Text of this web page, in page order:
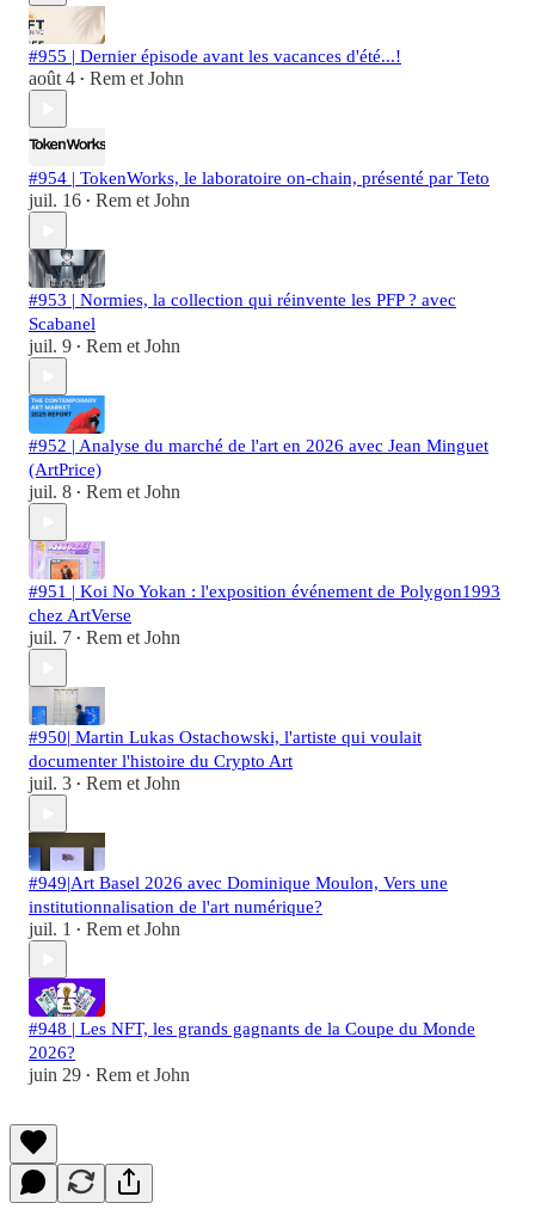
#955 | Dernier épisode avant les vacances d'été...!
août 4 • Rem et John
#954 | TokenWorks, le laboratoire on-chain, présenté par Teto
juil. 16 • Rem et John
#953 | Normies, la collection qui réinvente les PFP ? avec
Scabanel
juil. 9 • Rem et John
#952 | Analyse du marché de l'art en 2026 avec Jean Minguet
(ArtPrice)
juil. 8 • Rem et John
#951 | Koi No Yokan : l'exposition événement de Polygon1993
chez ArtVerse
juil. 7 • Rem et John
#950| Martin Lukas Ostachowski, l'artiste qui voulait
documenter l'histoire du Crypto Art
juil. 3 • Rem et John
#949|Art Basel 2026 avec Dominique Moulon, Vers une
institutionnalisation de l'art numérique?
juil. 1 • Rem et John
#948 | Les NFT, les grands gagnants de la Coupe du Monde
2026?
juin 29 • Rem et John